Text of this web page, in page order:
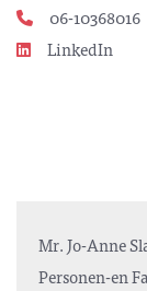
06-10368016
LinkedIn
Mr. Jo-Anne
Personen-en